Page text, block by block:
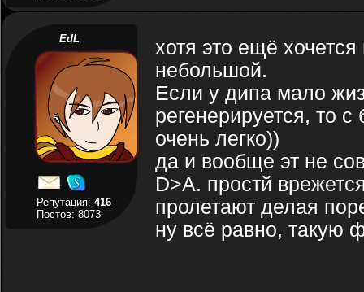
EdL
Репутация:416
Постов: 8073
хотя это ещё
небольшой.
Если у дипа мало
регенерируется, то
очень легко))
да и вообще эт не
D>A. простй
пролетают делая
ну всё равно, такую